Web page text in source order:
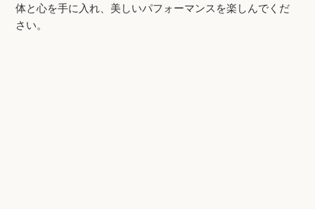
体と心を手に入れ、美しいパフォーマンスを楽しんでくだ
さい。